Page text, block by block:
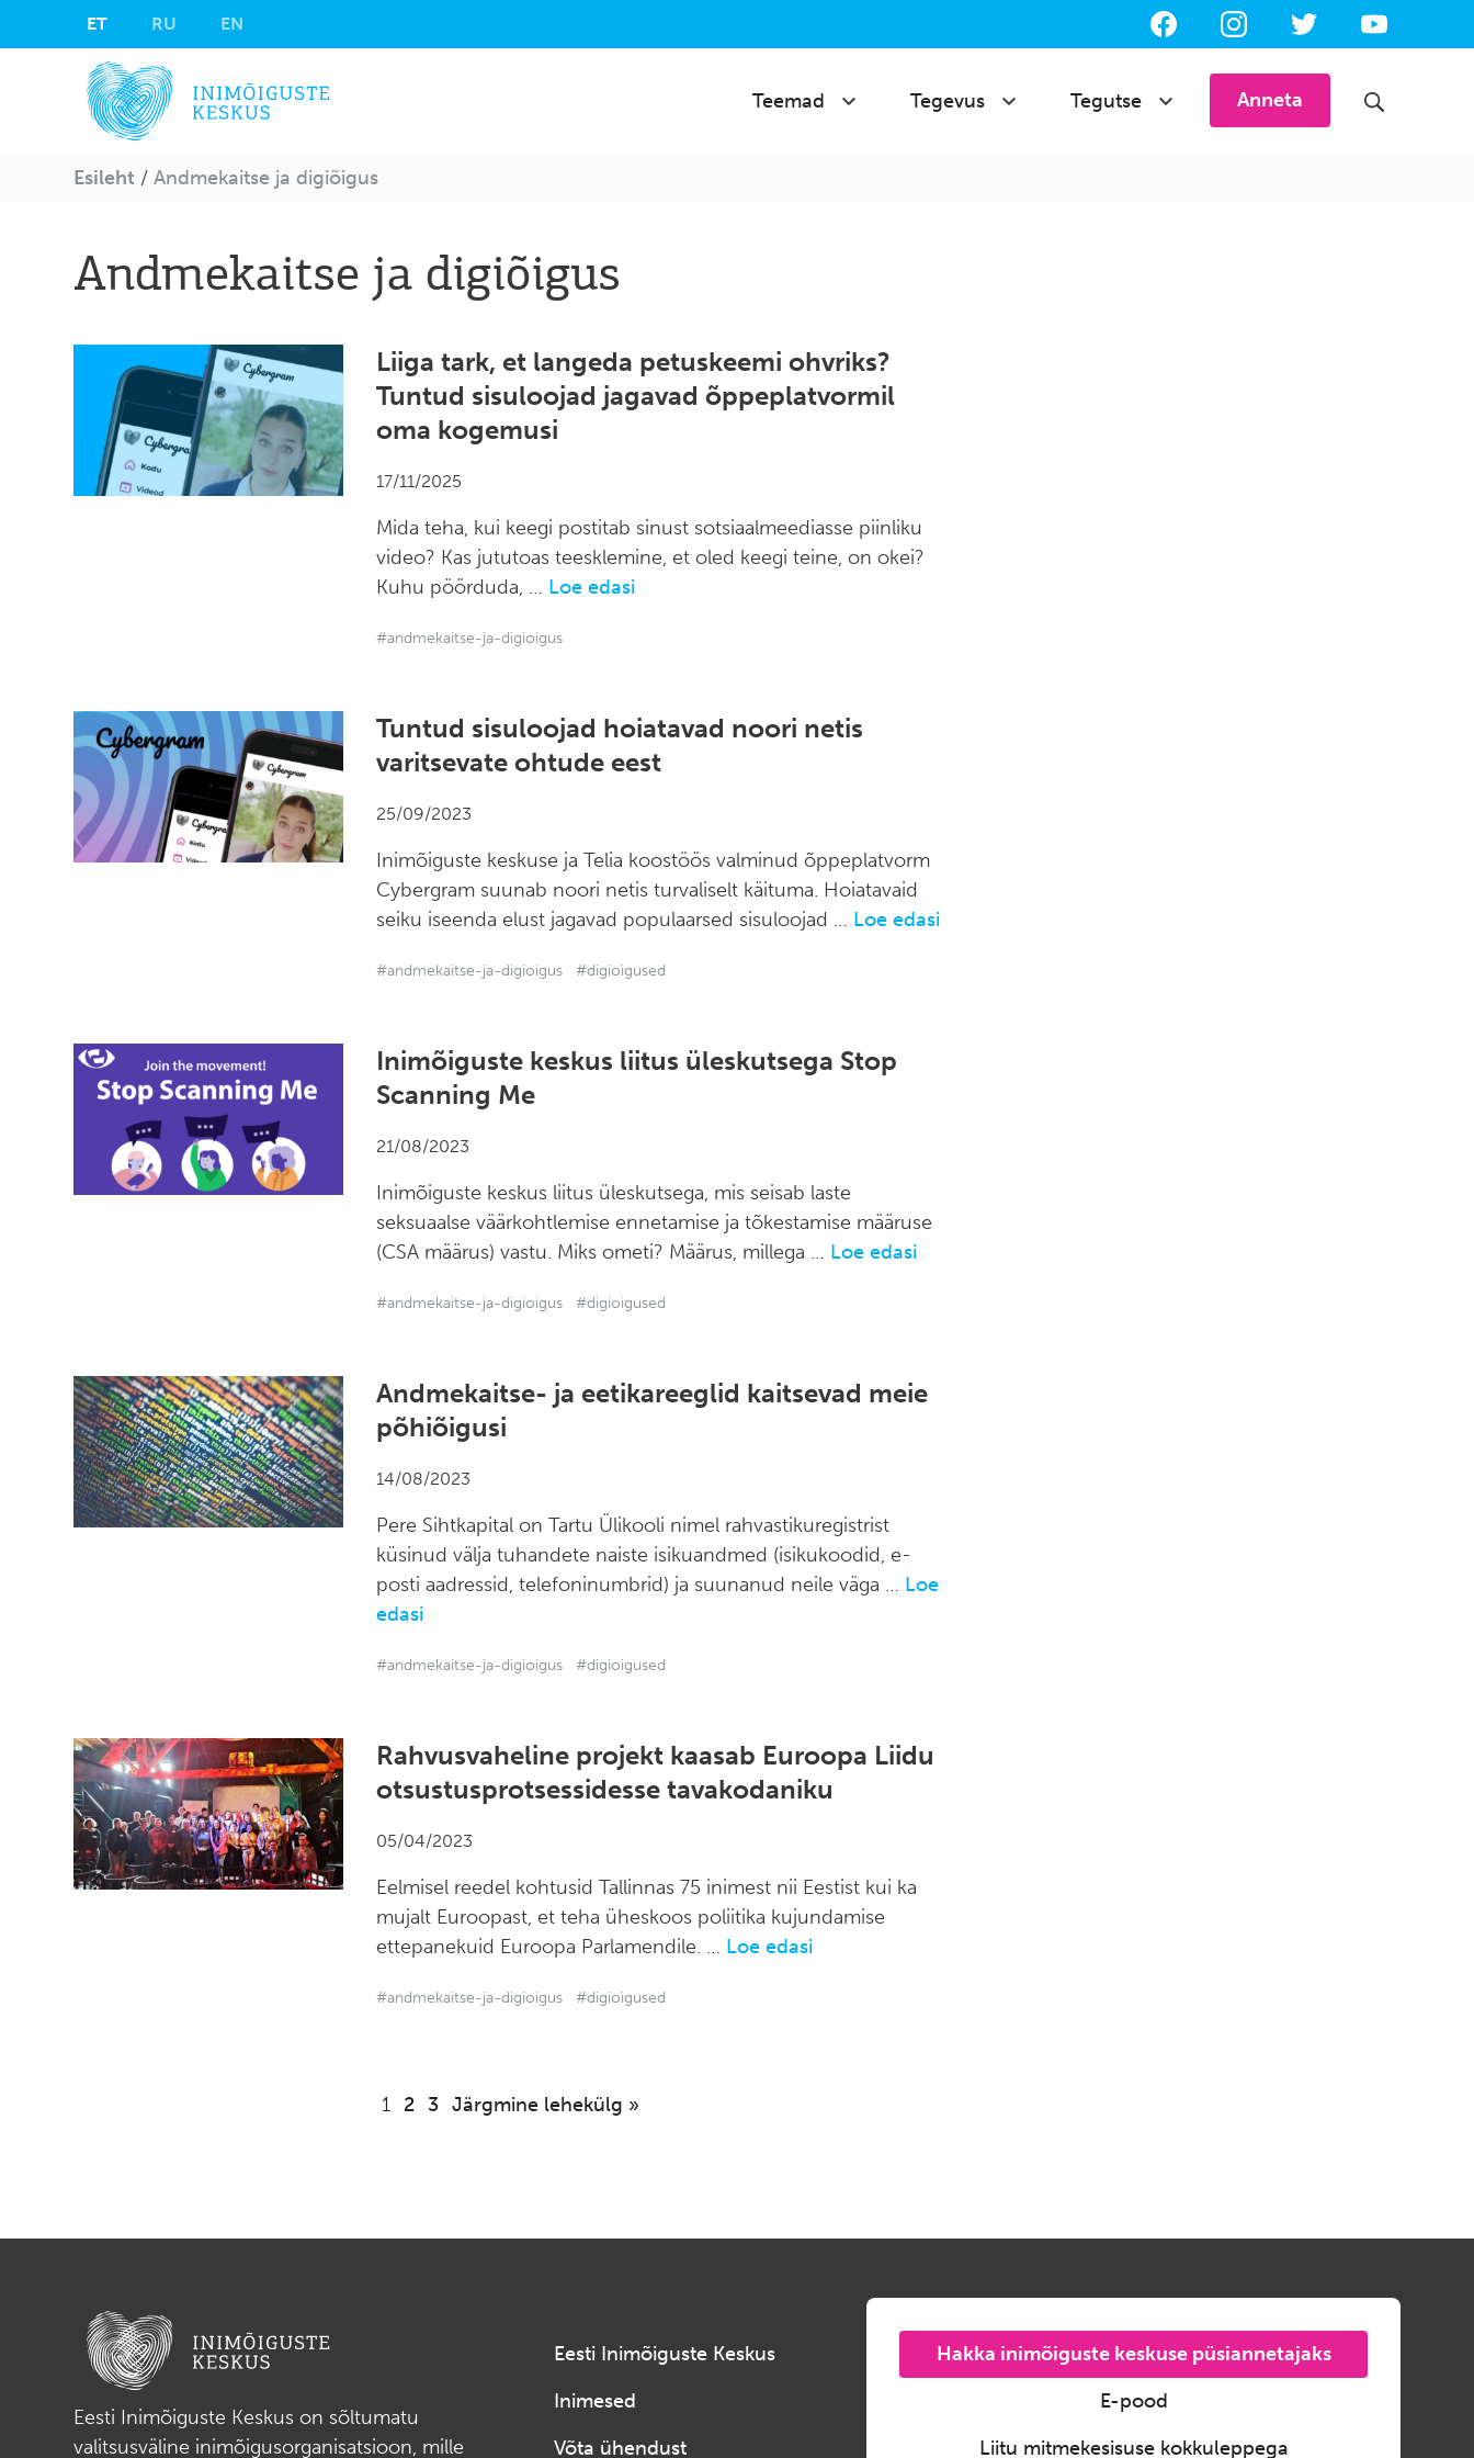
ET RU EN
Jälgi
sotsiaalmeedias:
Teemad Tegevus Tegutse Anneta Search
Esileht / Andmekaitse ja digiõigus
Andmekaitse ja digiõigus
Liiga tark, et langeda petuskeemi ohvriks?
Tuntud sisuloojad jagavad õppeplatvormil
oma kogemusi
17/11/2025
Mida teha, kui keegi postitab sinust sotsiaalmeediasse piinliku
video? Kas jututoas teesklemine, et oled keegi teine, on okei?
Kuhu pöörduda, … Loe edasi
#andmekaitse-ja-digioigus
Tuntud sisuloojad hoiatavad noori netis
varitsevate ohtude eest
25/09/2023
Inimõiguste keskuse ja Telia koostöös valminud õppeplatvorm
Cybergram suunab noori netis turvaliselt käituma. Hoiatavaid
seiku iseenda elust jagavad populaarsed sisuloojad … Loe edasi
#andmekaitse-ja-digioigus #digioigused
Inimõiguste keskus liitus üleskutsega Stop
Scanning Me
21/08/2023
Inimõiguste keskus liitus üleskutsega, mis seisab laste
seksuaalse väärkohtlemise ennetamise ja tõkestamise määruse
(CSA määrus) vastu. Miks ometi? Määrus, millega … Loe edasi
#andmekaitse-ja-digioigus #digioigused
Andmekaitse- ja eetikareeglid kaitsevad meie
põhiõigusi
14/08/2023
Pere Sihtkapital on Tartu Ülikooli nimel rahvastikuregistrist
küsinud välja tuhandete naiste isikuandmed (isikukoodid, e-
posti aadressid, telefoninumbrid) ja suunanud neile väga … Loe
edasi
#andmekaitse-ja-digioigus #digioigused
Rahvusvaheline projekt kaasab Euroopa Liidu
otsustusprotsessidesse tavakodaniku
05/04/2023
Eelmisel reedel kohtusid Tallinnas 75 inimest nii Eestist kui ka
mujalt Euroopast, et teha üheskoos poliitika kujundamise
ettepanekuid Euroopa Parlamendile. … Loe edasi
#andmekaitse-ja-digioigus #digioigused
1 2 3 Järgmine lehekülg »
Hakka inimõiguste keskuse püsiannetajaks
E-pood
Liitu mitmekesisuse kokkuleppega
Eesti Inimõiguste Keskus on sõltumatu
valitsusväline inimõigusorganisatsioon, mille
Eesti Inimõiguste Keskus
Inimesed
Võta ühendust